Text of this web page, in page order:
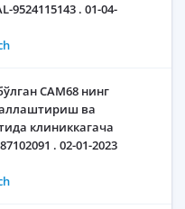
. 01-04-
CАМ68 нинг
ва
клиниккагача
. 02-01-2023